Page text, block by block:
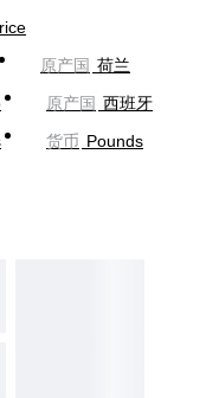
原产国 荷兰
原产国 西班牙
货币 Pounds